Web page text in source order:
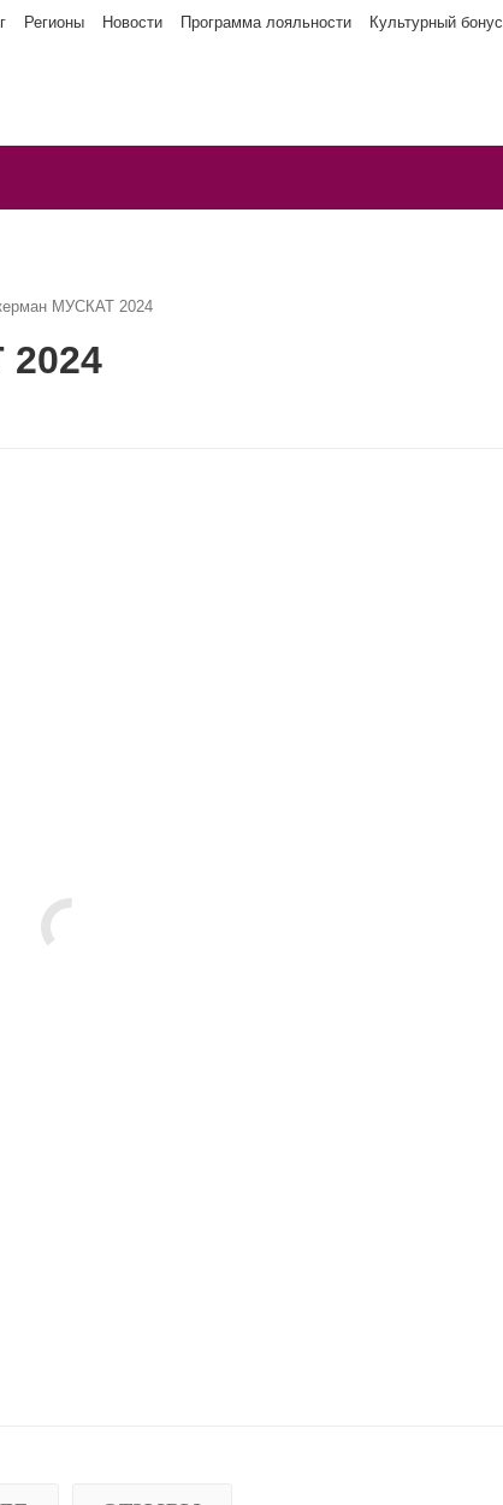
Регионы Новости Программа лояльности Культурный бонус
МУСКАТ 2024